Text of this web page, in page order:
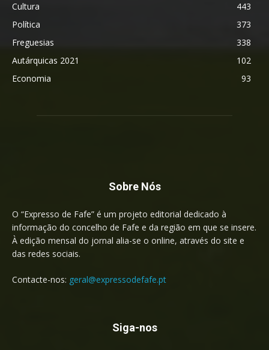
Cultura
443
Política
373
Freguesias
338
Autárquicas 2021
102
Economia
93
Sobre Nós
O “Expresso de Fafe” é um projeto editorial dedicado à
informação do concelho de Fafe e da região em que se insere.
À edição mensal do jornal alia-se o online, através do site e
das redes sociais.
Contacte-nos: geral@expressodefafe.pt
Siga-nos